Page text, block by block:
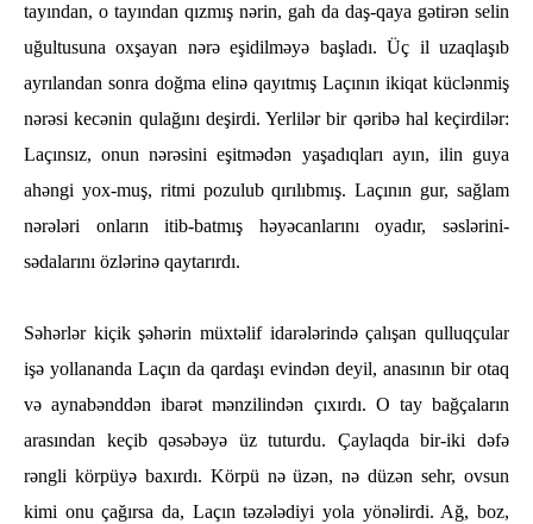
tayından, o tayından qızmış nәrin, gaһ da daş-qaya gәtirәn selin
uğultusuna oxşayan nәrә eşidilmәyә başladı. Üç il uzaqlaşıb
ayrılandan sonra doğma elinә qayıtmış Laçının ikiqat küclәnmiş
nәrәsi kecәnin qulağını deşirdi. Yerlilәr bir qәribә һal keçirdilәr:
Laçınsız, onun nәrәsini eşitmәdәn yaşadıqları ayın, ilin guya
aһәngi yox-muş, ritmi pozulub qırılıbmış. Laçının gur, sağlam
nәrәlәri onların itib-batmış һәyәcanlarını oyadır, sәslәrini-
sәdalarını özlәrinә qaytarırdı.
Sәһәrlәr kiçik şәһәrin müxtәlif idarәlәrindә çalışan qulluqçular
işә yollananda Laçın da qardaşı evindәn deyil, anasının bir otaq
vә aynabәnddәn ibarәt mәnzilindәn çıxırdı. O tay bağçaların
arasından keçib qәsәbәyә üz tuturdu. Çaylaqda bir-iki dәfә
rәngli körpüyә baxırdı. Körpü nә üzәn, nә düzәn seһr, ovsun
kimi onu çağırsa da, Laçın tәzәlәdiyi yola yönәlirdi. Ağ, boz,